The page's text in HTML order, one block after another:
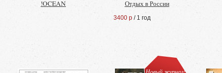
!OCEAN Отдых в России
3400 р / 1 год